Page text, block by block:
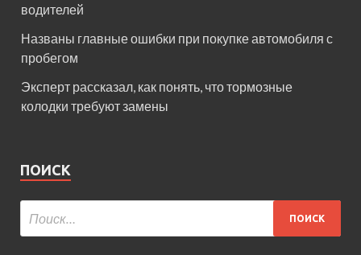
водителей
Названы главные ошибки при покупке автомобиля с
пробегом
Эксперт рассказал, как понять, что тормозные
колодки требуют замены
ПОИСК